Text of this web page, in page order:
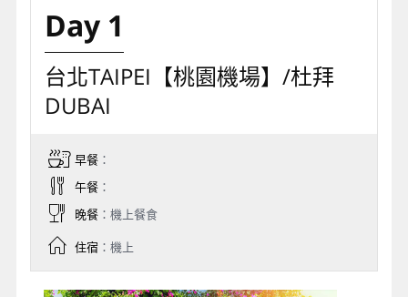
Day 1
台北TAIPEI【桃園機場】/杜拜
DUBAI
早餐：
午餐：
晚餐：機上餐食
住宿：機上